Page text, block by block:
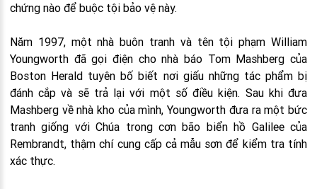
chứng nào để buộc tội bảo vệ này.
Năm 1997, một nhà buôn tranh và tên tội phạm William
Youngworth đã gọi điện cho nhà báo Tom Mashberg của
Boston Herald tuyên bố biết nơi giấu những tác phẩm bị
đánh cắp và sẽ trả lại với một số điều kiện. Sau khi đưa
Mashberg về nhà kho của mình, Youngworth đưa ra một bức
tranh giống với Chúa trong cơn bão biển hồ Galilee của
Rembrandt, thậm chí cung cấp cả mẫu sơn để kiểm tra tính
xác thực.